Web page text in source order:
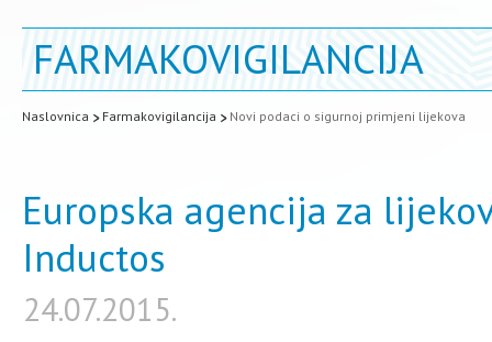
FARMAKOVIGILANCIJA
Naslovnica Farmakovigilancija Novi podaci o sigurnoj primjeni lijekova
Europska agencija za
Inductos
24.07.2015.